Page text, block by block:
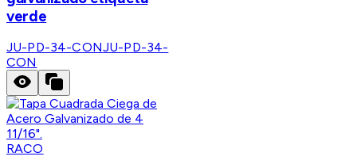
verde
JU-PD-34-CONJU-PD-34-
CON
RACO